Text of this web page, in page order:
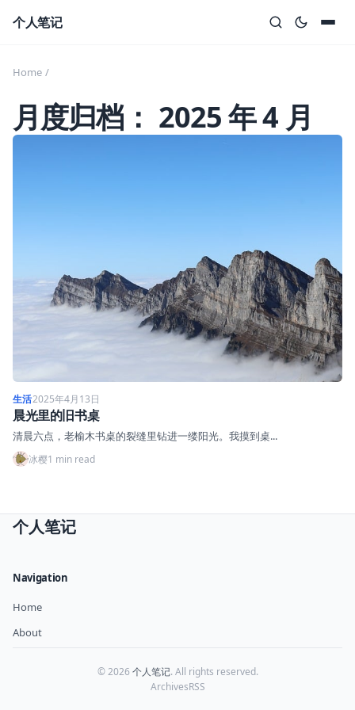
个人笔记
Home /
月度归档： 2025 年 4 月
生活2025年4月13日
晨光里的旧书桌
清晨六点，老榆木书桌的裂缝里钻进一缕阳光。我摸到桌...
冰樱1 min read
个人笔记
Navigation
Home
About
© 2026 个人笔记. All rights reserved.
ArchivesRSS